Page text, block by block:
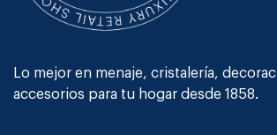
Lo mejor en menaje, cristalería,
accesorios para tu hogar desde 1858.